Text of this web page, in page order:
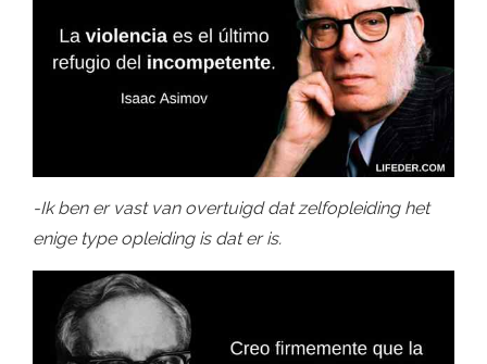
-Ik ben er vast van overtuigd dat zelfopleiding het
enige type opleiding is dat er is.